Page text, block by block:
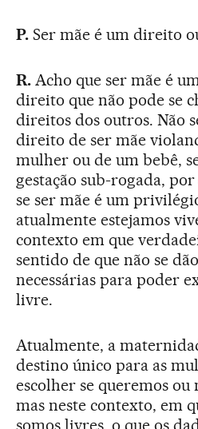
P.Ser mãe é um direito
R.Acho que ser mãe é
direito que não pode se
direitos dos outros. Não
direito de ser mãe
mulher ou de um bebê,
gestação sub-rogada,
se ser mãe é um
atualmente estejamos
contexto em que
sentido de que não se
necessárias para poder
livre.
Atualmente, a
destino único para as
escolher se queremos ou
mas neste contexto, em